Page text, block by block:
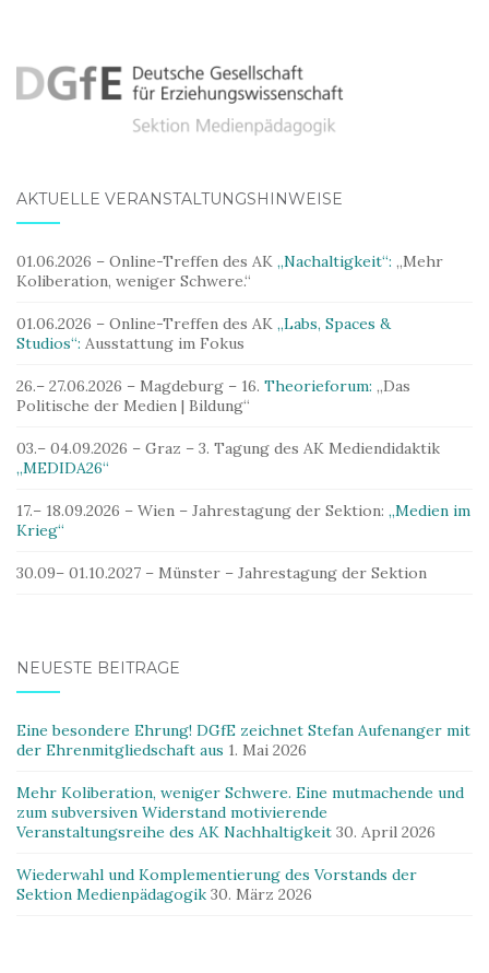
AKTUELLE VERANSTALTUNGSHINWEISE
01.06.2026 – Online-Treffen des AK „Nachaltigkeit“: „Mehr
Koliberation, weniger Schwere.“
01.06.2026 – Online-Treffen des AK „Labs, Spaces &
Studios“: Ausstattung im Fokus
26.– 27.06.2026 – Magdeburg – 16. Theorieforum: „Das
Politische der Medien | Bildung“
03.– 04.09.2026 – Graz – 3. Tagung des AK Mediendidaktik
„MEDIDA26“
17.– 18.09.2026 – Wien – Jahrestagung der Sektion: „Medien im
Krieg“
30.09– 01.10.2027 – Münster – Jahrestagung der Sektion
NEUESTE BEITRÄGE
Eine besondere Ehrung! DGfE zeichnet Stefan Aufenanger mit
der Ehrenmitgliedschaft aus 1. Mai 2026
Mehr Koliberation, weniger Schwere. Eine mutmachende und
zum subversiven Widerstand motivierende
Veranstaltungsreihe des AK Nachhaltigkeit 30. April 2026
Wiederwahl und Komplementierung des Vorstands der
Sektion Medienpädagogik 30. März 2026